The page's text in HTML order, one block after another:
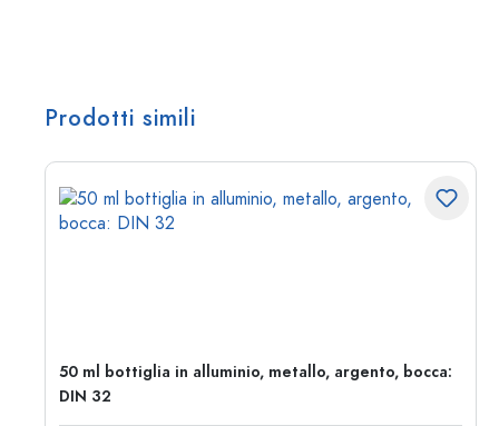
Prodotti simili
50 ml bottiglia in alluminio, metallo, argento, bocca:
DIN 32